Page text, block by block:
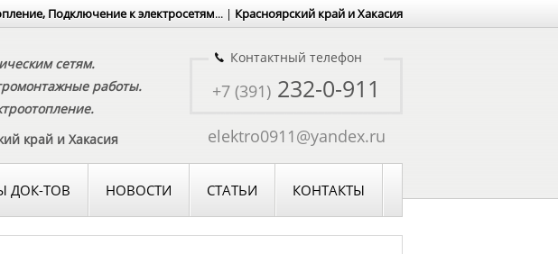
Подключение к электросетям... | Красноярский край и Хакасия
сетям.
работы.
край и Хакасия
Контактный телефон
+7 (391) 232-0-911
elektro0911@yandex.ru
ДОК-ТОВ НОВОСТИ СТАТЬИ КОНТАКТЫ